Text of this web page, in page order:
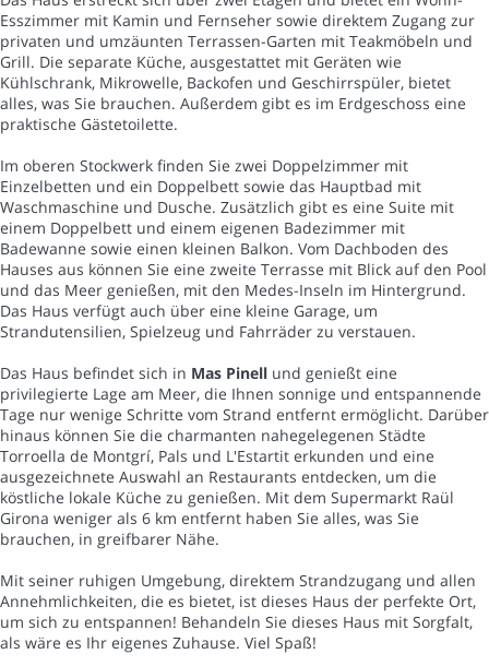
Esszimmer mit Kamin und Fernseher sowie direktem Zugang zur
privaten und umzäunten Terrassen-Garten mit Teakmöbeln und
Grill. Die separate Küche, ausgestattet mit Geräten wie
Kühlschrank, Mikrowelle, Backofen und Geschirrspüler, bietet
alles, was Sie brauchen. Außerdem gibt es im Erdgeschoss eine
praktische Gästetoilette.
Im oberen Stockwerk finden Sie zwei Doppelzimmer mit
Einzelbetten und ein Doppelbett sowie das Hauptbad mit
Waschmaschine und Dusche. Zusätzlich gibt es eine Suite mit
einem Doppelbett und einem eigenen Badezimmer mit
Badewanne sowie einen kleinen Balkon. Vom Dachboden des
Hauses aus können Sie eine zweite Terrasse mit Blick auf den Pool
und das Meer genießen, mit den Medes-Inseln im Hintergrund.
Das Haus verfügt auch über eine kleine Garage, um
Strandutensilien, Spielzeug und Fahrräder zu verstauen.
Das Haus befindet sich in Mas Pinell und genießt eine
privilegierte Lage am Meer, die Ihnen sonnige und entspannende
Tage nur wenige Schritte vom Strand entfernt ermöglicht. Darüber
hinaus können Sie die charmanten nahegelegenen Städte
Torroella de Montgrí, Pals und L'Estartit erkunden und eine
ausgezeichnete Auswahl an Restaurants entdecken, um die
köstliche lokale Küche zu genießen. Mit dem Supermarkt Raül
Girona weniger als 6 km entfernt haben Sie alles, was Sie
brauchen, in greifbarer Nähe.
Mit seiner ruhigen Umgebung, direktem Strandzugang und allen
Annehmlichkeiten, die es bietet, ist dieses Haus der perfekte Ort,
um sich zu entspannen! Behandeln Sie dieses Haus mit Sorgfalt,
als wäre es Ihr eigenes Zuhause. Viel Spaß!